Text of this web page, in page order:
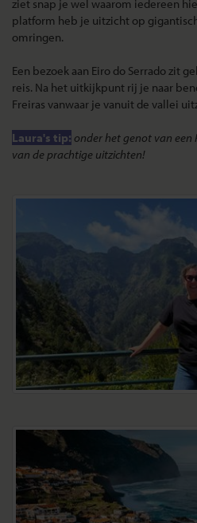
ziet snap je wel waarom iedereen
platform heb je uitzicht op
omringen.
Een bezoek aan Eiro do Serrado zit
reis. Na het uitkijkpunt rij je naar
Freiras vanwaar je vanuit de vallei
Laura's tip: onder het genot van een
van de prachtige uitzichten!